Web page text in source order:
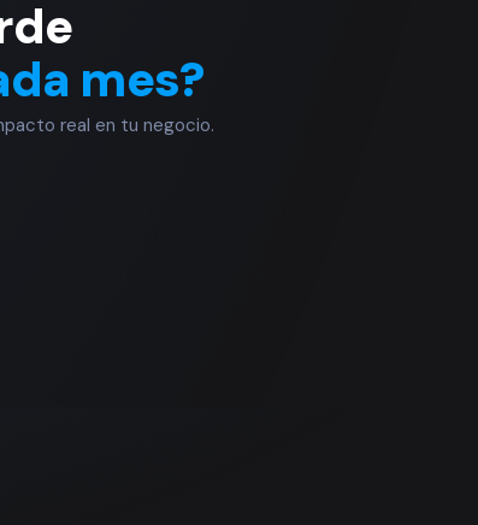
mes?
real en tu negocio.